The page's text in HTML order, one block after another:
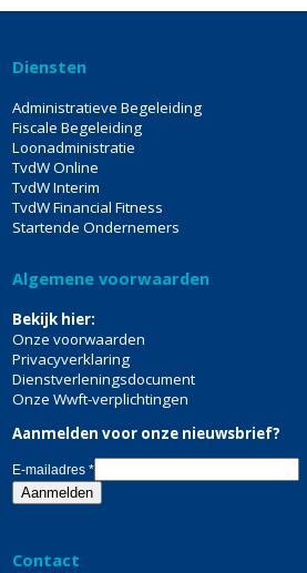
Diensten
Administratieve Begeleiding
Fiscale Begeleiding
Loonadministratie
TvdW Online
TvdW Interim
TvdW Financial Fitness
Startende Ondernemers
Algemene voorwaarden
Bekijk hier:
Onze voorwaarden
Privacyverklaring
Dienstverleningsdocument
Onze Wwft-verplichtingen
Aanmelden voor onze nieuwsbrief?
E-mailadres*
Contact